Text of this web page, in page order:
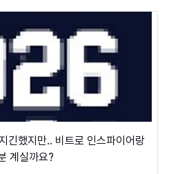
긴했지만.. 비트로 인스파이어랑
계실까요?